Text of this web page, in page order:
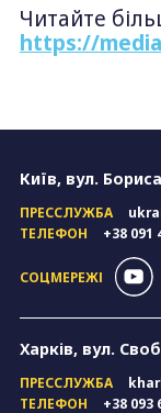
Читайте
https://
Київ, вул.
ПРЕССЛУЖБА
ТЕЛЕФОН
+38 091
СОЦМЕРЕЖІ
Харків, вул.
ПРЕССЛУЖБА
ТЕЛЕФОН
+38 093